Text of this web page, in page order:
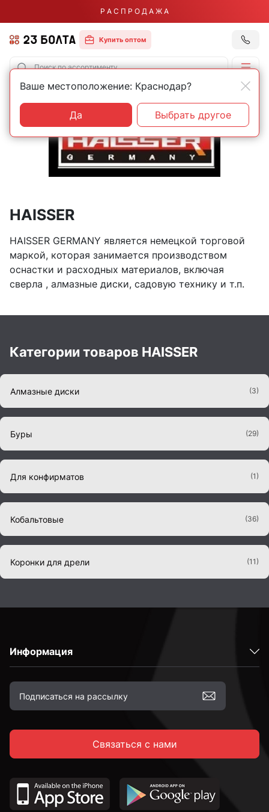
Р А С П Р О Д А Ж А
Купить оптом
Главная Бренды HAISSER
HAISSER
HAISSER GERMANY является немецкой торговой
маркой, которая занимается производством
оснастки и расходных материалов, включая
сверла , алмазные диски, садовую технику и т.п.
Категории товаров HAISSER
Алмазные диски (3)
Буры (29)
Для конфирматов (1)
Кобальтовые (36)
Коронки для дрели (11)
Наборы сверл по дереву (2)
Ножовки и пилы (6)
Информация
Связаться с нами
Ваше местоположение: Краснодар?
Да Выбрать другое